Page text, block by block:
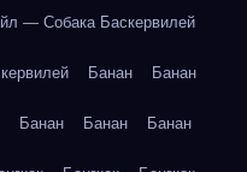
— Собака Баскервилей
Банан Банан
Банан Банан Банан